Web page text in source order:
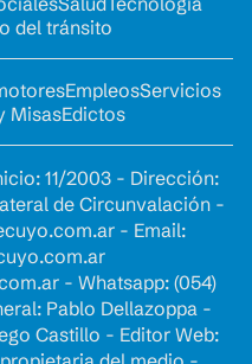
del tránsito
EmpleosServicios
MisasEdictos
11/2003 - Dirección:
de Circunvalación -
- Email:
- Whatsapp: (054)
Pablo Dellazoppa -
Castillo - Editor Web: